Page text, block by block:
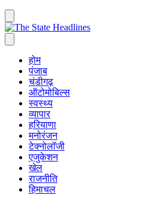
होम
पंजाब
चंडीगढ़
ऑटोमोबिल्स
स्वस्थ्य
व्यापार
हरियाणा
मनोरंजन
टेक्नोलॉजी
एजुकेशन
खेल
राजनीति
हिमाचल